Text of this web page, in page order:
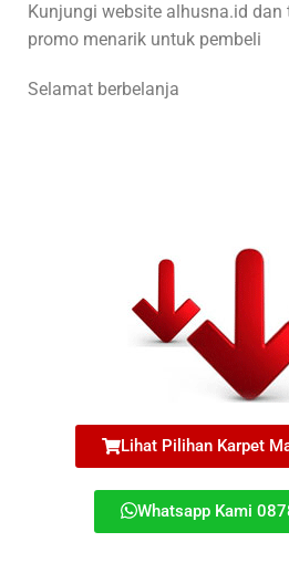
Kunjungi website alhusna.id
promo menarik untuk pembeli
Selamat berbelanja
Lihat Pilihan Karpet
Whatsapp Kami